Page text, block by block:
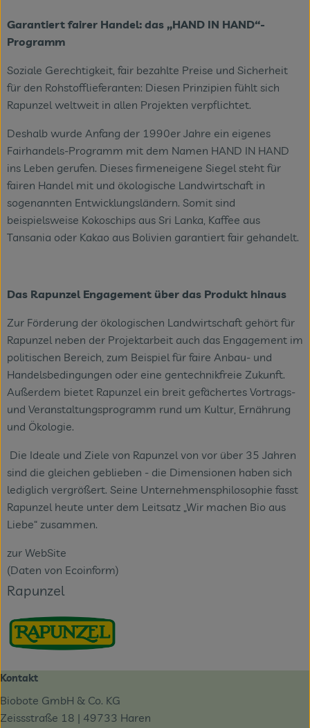
Garantiert fairer Handel: das „HAND IN HAND“-
Programm
Soziale Gerechtigkeit, fair bezahlte Preise und Sicherheit
für den Rohstofflieferanten: Diesen Prinzipien fühlt sich
Rapunzel weltweit in allen Projekten verpflichtet.
Deshalb wurde Anfang der 1990er Jahre ein eigenes
Fairhandels-Programm mit dem Namen HAND IN HAND
ins Leben gerufen. Dieses firmeneigene Siegel steht für
fairen Handel mit und ökologische Landwirtschaft in
sogenannten Entwicklungsländern. Somit sind
beispielsweise Kokoschips aus Sri Lanka, Kaffee aus
Tansania oder Kakao aus Bolivien garantiert fair gehandelt.
Das Rapunzel Engagement über das Produkt hinaus
Zur Förderung der ökologischen Landwirtschaft gehört für
Rapunzel neben der Projektarbeit auch das Engagement im
politischen Bereich, zum Beispiel für faire Anbau- und
Handelsbedingungen oder eine gentechnikfreie Zukunft.
Außerdem bietet Rapunzel ein breit gefächertes Vortrags-
und Veranstaltungsprogramm rund um Kultur, Ernährung
und Ökologie.
Die Ideale und Ziele von Rapunzel von vor über 35 Jahren
sind die gleichen geblieben - die Dimensionen haben sich
lediglich vergrößert. Seine Unternehmensphilosophie fasst
Rapunzel heute unter dem Leitsatz „Wir machen Bio aus
Liebe“ zusammen.
zur WebSite
(Daten von Ecoinform)
Rapunzel
Kontakt
Biobote GmbH & Co. KG
Zeissstraße 18 | 49733 Haren